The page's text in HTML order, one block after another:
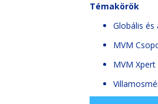
Témakörök
Globális és
MVM
MVM